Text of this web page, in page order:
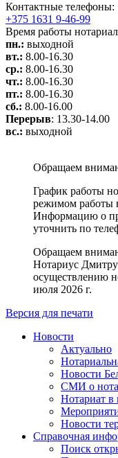
Контактные телефоны:
+375 1631 9-46-99
Время работы
пн.: выходной
вт.: 8.00-16.30
ср.: 8.00-16.30
чт.: 8.00-16.30
пт.: 8.00-16.30
сб.: 8.00-16.00
Перерыв: 13.30-14.00
вс.: выходной
Обращаем
График работы
режимом работы
Информацию о
уточнить по
Обращаем
Нотариус
осуществлению
июля 2026 г.
Версия для печати
Новости
Актуально
Новости
СМИ о
Нотариат в
Новости
Справочная
Поиск